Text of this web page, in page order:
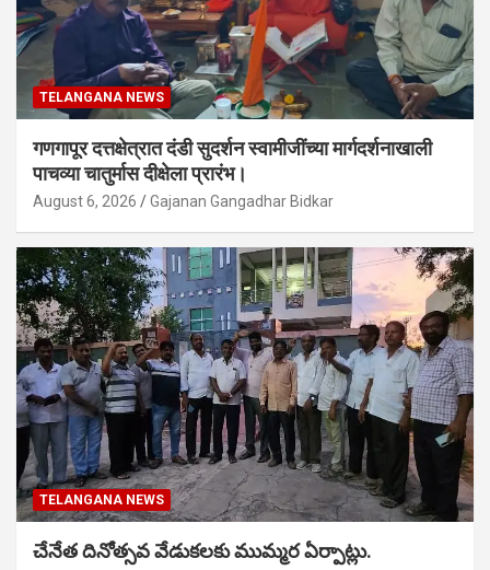
TELANGANA NEWS
गणगापूर दत्तक्षेत्रात दंडी सुदर्शन स्वामीजींच्या मार्गदर्शनाखाली
पाचव्या चातुर्मास दीक्षेला प्रारंभ।
August 6, 2026 Gajanan Gangadhar Bidkar
TELANGANA NEWS
చేనేత దినోత్సవ వేడుకలకు ముమ్మర ఏర్పాట్లు.